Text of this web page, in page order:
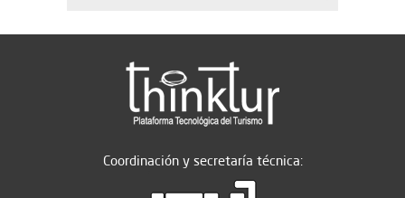
Coordinación y secretaría técnica: